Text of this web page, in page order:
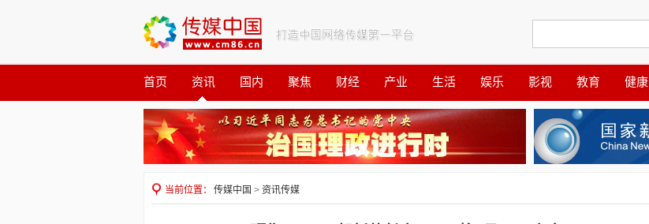
首页 资讯 国内 聚焦 财经 产业 生活 娱乐 影视 教育 健康
观察 公益
当前位置： 传媒中国 > 资讯传媒